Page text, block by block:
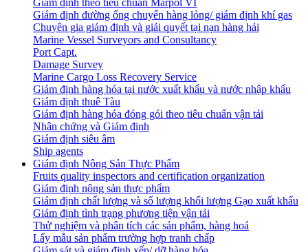
Giám định theo tiêu chuẩn Marpol VI
Giám định đường ống chuyển hàng lỏng/ giám định khí gas
Chuyên gia giám định và giải quyết tại nạn hàng hải
Marine Vessel Surveyors and Consultancy
Port Capt.
Damage Survey
Marine Cargo Loss Recovery Service
Giám định hàng hóa tại nước xuất khẩu và nước nhập khẩu
Giám định thuê Tàu
Giám định hàng hóa đóng gói theo tiêu chuẩn vận tải
Nhân chứng và Giám định
Giám định siêu âm
Ship agents
Giám định Nông Sản Thực Phẩm
Fruits quality inspectors and certification organization
Giám định nông sản thực phẩm
Giám định chất lượng và số lượng khối lượng Gạo xuất khẩu
Giám định tình trạng phương tiện vận tải
Thử nghiệm và phân tích các sản phẩm, hàng hoá
Lấy mẫu sản phẩm trường hợp tranh chấp